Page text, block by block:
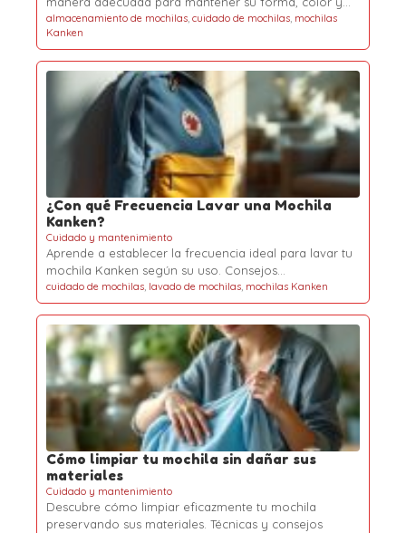
almacenamiento de mochilas, cuidado de mochilas, mochilas
Kanken
¿Con qué Frecuencia Lavar una Mochila
Kanken?
Cuidado y mantenimiento
Aprende a establecer la frecuencia ideal para lavar tu
mochila Kanken según su uso. Consejos…
cuidado de mochilas, lavado de mochilas, mochilas Kanken
Cómo limpiar tu mochila sin dañar sus
materiales
Cuidado y mantenimiento
Descubre cómo limpiar eficazmente tu mochila
preservando sus materiales. Técnicas y consejos